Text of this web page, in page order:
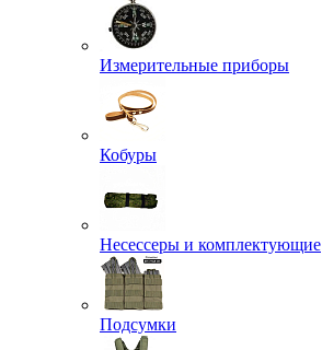
Измерительные приборы
Кобуры
Несессеры и комплектующие
Подсумки